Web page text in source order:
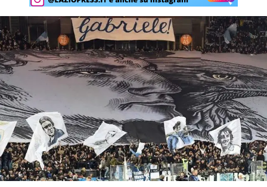
Rassegna Lazio
Social
Calcio
Serie A
Champions League
Europa League
Altri Sport